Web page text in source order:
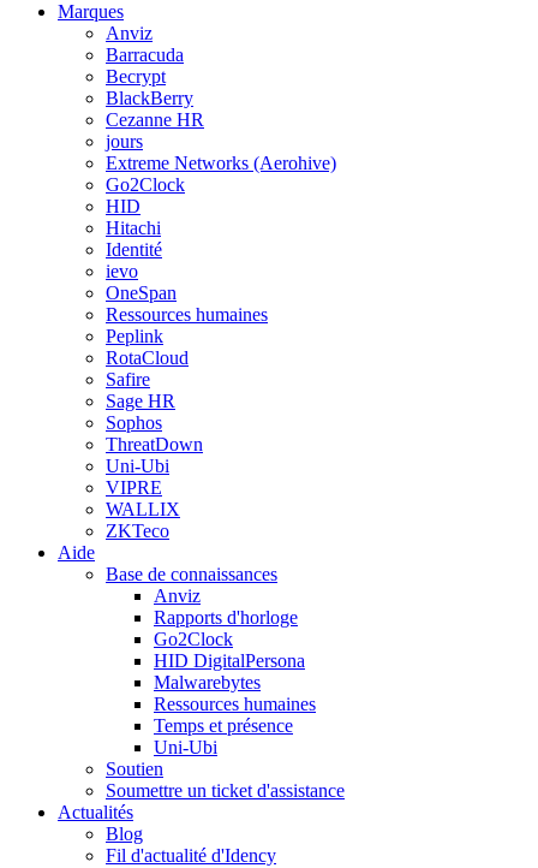
Marques
Anviz
Barracuda
Becrypt
BlackBerry
Cezanne HR
jours
Extreme Networks (Aerohive)
Go2Clock
HID
Hitachi
Identité
ievo
OneSpan
Ressources humaines
Peplink
RotaCloud
Safire
Sage HR
Sophos
ThreatDown
Uni-Ubi
VIPRE
WALLIX
ZKTeco
Aide
Base de connaissances
Anviz
Rapports d'horloge
Go2Clock
HID DigitalPersona
Malwarebytes
Ressources humaines
Temps et présence
Uni-Ubi
Soutien
Soumettre un ticket d'assistance
Actualités
Blog
Fil d'actualité d'Idency